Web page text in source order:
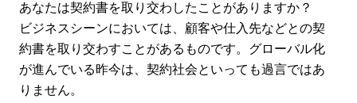
あなたは契約書を取り交わしたことがありますか？
ビジネスシーンにおいては、顧客や仕入先などとの契
約書を取り交わすことがあるものです。グローバル化
が進んでいる昨今は、契約社会といっても過言ではあ
りません。